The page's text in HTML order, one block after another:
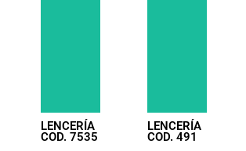
LENCERÍA
COD. 7535
LENCERÍA
COD. 491